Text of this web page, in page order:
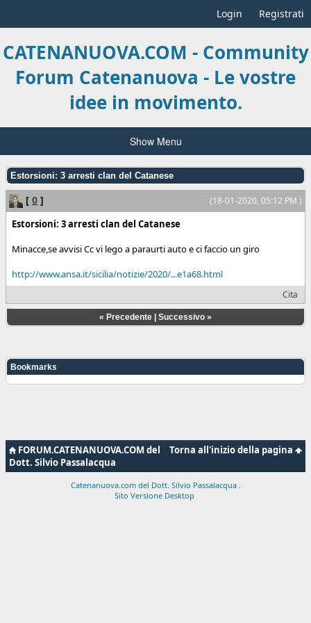
Login Registrati
CATENANUOVA.COM - Community
Forum Catenanuova - Le vostre
idee in movimento.
Show Menu
Estorsioni: 3 arresti clan del Catanese
(18-01-2020, 05:12 PM )
[ 0 ]
Estorsioni: 3 arresti clan del Catanese
Minacce,se avvisi Cc vi lego a paraurti auto e ci faccio un giro
http://www.ansa.it/sicilia/notizie/2020/...e1a68.html
Cita
« Precedente Successivo »
Bookmarks
Torna all'inizio della pagina
FORUM.CATENANUOVA.COM del
Dott. Silvio Passalacqua
Catenanuova.com del Dott. Silvio Passalacqua
Sito Versione Desktop